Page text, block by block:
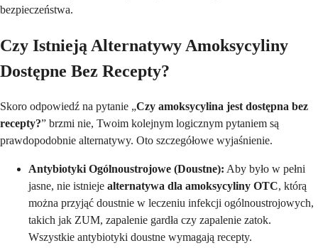
bezpieczeństwa.
Czy Istnieją Alternatywy Amoksycyliny
Dostępne Bez Recepty?
Skoro odpowiedź na pytanie „Czy amoksycylina jest dostępna bez
recepty?” brzmi nie, Twoim kolejnym logicznym pytaniem są
prawdopodobnie alternatywy. Oto szczegółowe wyjaśnienie.
Antybiotyki Ogólnoustrojowe (Doustne): Aby było w pełni
jasne, nie istnieje alternatywa dla amoksycyliny OTC, którą
można przyjąć doustnie w leczeniu infekcji ogólnoustrojowych,
takich jak ZUM, zapalenie gardła czy zapalenie zatok.
Wszystkie antybiotyki doustne wymagają recepty.